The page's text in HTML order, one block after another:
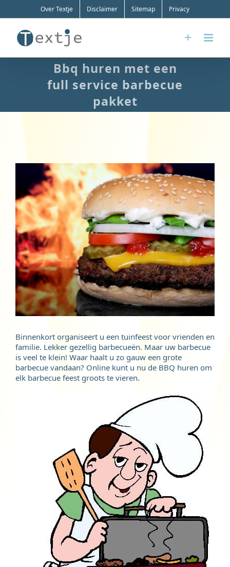
Over Textje Disclaimer Sitemap Privacy
Bbq huren met een
full service barbecue
pakket
grotere
afbeelding
Binnenkort organiseert u een tuinfeest voor vrienden en
familie. Lekker gezellig barbecueën. Maar uw barbecue
is veel te klein! Waar haalt u zo gauw een grote
barbecue vandaan? Online kunt u nu de BBQ huren om
elk barbecue feest groots te vieren.